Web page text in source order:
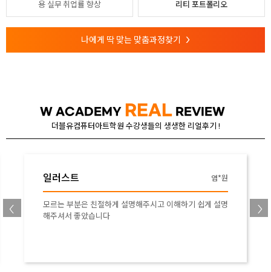
용실무 취업률 향상
리티 포트폴리오
나에게 딱 맞는 맞춤과정찾기 >
W ACADEMY REAL REVIEW
더블유컴퓨터아트학원 수강생들의 생생한 리얼후기 !
명
친절하게 내용을 잘 알려주셔서 좋았습니다. 좋은 강좌 감
사합니다.